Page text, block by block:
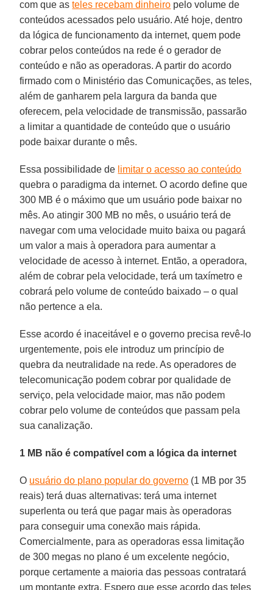
com que asteles recebam dinheiro pelo volume de
conteúdos acessados pelo usuário. Até hoje, dentro
da lógica de funcionamento da internet, quem pode
cobrar pelos conteúdos na rede é o gerador de
conteúdo e não as operadoras. A partir do acordo
firmado com o Ministério das Comunicações, as teles,
além de ganharem pela largura da banda que
oferecem, pela velocidade de transmissão, passarão
a limitar a quantidade de conteúdo que o usuário
pode baixar durante o mês.
Essa possibilidade de limitar o acesso ao conteúdo
quebra o paradigma da internet. O acordo define que
300 MB é o máximo que um usuário pode baixar no
mês. Ao atingir 300 MB no mês, o usuário terá de
navegar com uma velocidade muito baixa ou pagará
um valor a mais à operadora para aumentar a
velocidade de acesso à internet. Então, a operadora,
além de cobrar pela velocidade, terá um taxímetro e
cobrará pelo volume de conteúdo baixado – o qual
não pertence a ela.
Esse acordo é inaceitável e o governo precisa revê-lo
urgentemente, pois ele introduz um princípio de
quebra da neutralidade na rede. As operadores de
telecomunicação podem cobrar por qualidade de
serviço, pela velocidade maior, mas não podem
cobrar pelo volume de conteúdos que passam pela
sua canalização.
1 MB não é compatível com a lógica da internet
O usuário do plano popular do governo (1 MB por 35
reais) terá duas alternativas: terá uma internet
superlenta ou terá que pagar mais às operadoras
para conseguir uma conexão mais rápida.
Comercialmente, para as operadoras essa limitação
de 300 megas no plano é um excelente negócio,
porque certamente a maioria das pessoas contratará
um montante extra. Espero que esse acordo das teles